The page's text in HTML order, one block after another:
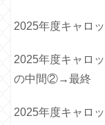
2025年度キャロ
2025年度キャロ
の中間②→最終
2025年度キャロ